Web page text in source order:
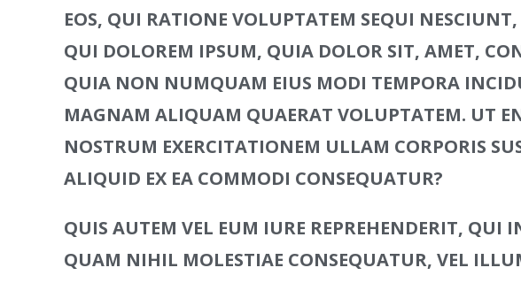
EOS, QUI RATIONE VOLUPTATEM SEQUI
QUI DOLOREM IPSUM, QUIA DOLOR SIT, AMET,
QUIA NON NUMQUAM EIUS MODI TEMPORA
MAGNAM ALIQUAM QUAERAT VOLUPTATEM. UT
NOSTRUM EXERCITATIONEM ULLAM CORPORIS
ALIQUID EX EA COMMODI CONSEQUATUR?
QUIS AUTEM VEL EUM IURE REPREHENDERIT, QUI
QUAM NIHIL MOLESTIAE CONSEQUATUR, VEL